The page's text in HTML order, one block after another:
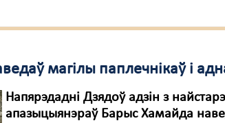
магілы паплечнікаў і
Напярэдадні Дзядоў адзін з
апазыцыянэраў Барыс Хамайда